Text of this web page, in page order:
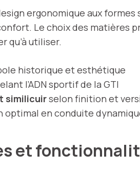
ergonomique aux
Le choix des matières
qu’à utiliser.
historique et esthétique
l’ADN sportif de la GTI
similicuirselon finition et
optimal en conduite
et